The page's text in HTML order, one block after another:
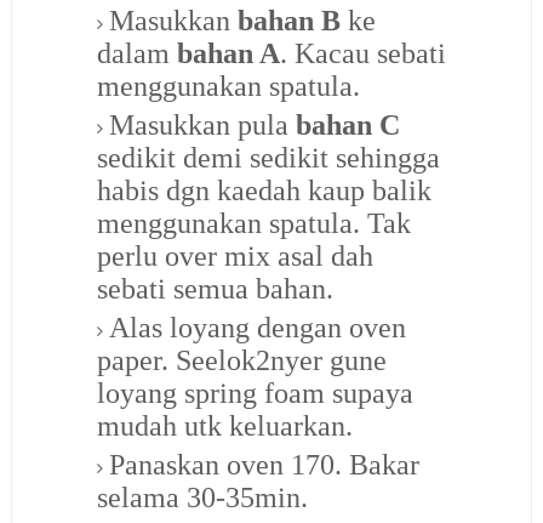
Masukkan bahan Bke
dalam bahan A. Kacau sebati
menggunakan spatula.
Masukkan pula bahan C
sedikit demi sedikit sehingga
habis dgn kaedah kaup balik
menggunakan spatula. Tak
perlu over mix asal dah
sebati semua bahan.
Alas loyang dengan oven
paper. Seelok2nyer gune
loyang spring foam supaya
mudah utk keluarkan.
Panaskan oven 170. Bakar
selama 30-35min.